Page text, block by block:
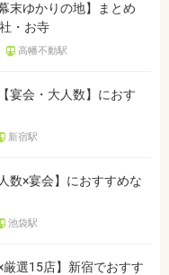
末ゆかりの地】まとめ
・お寺
高幡不動駅
宴会・大人数】におす
新宿駅
数×宴会】におすすめな
池袋駅
厳選15店】新宿でおすす